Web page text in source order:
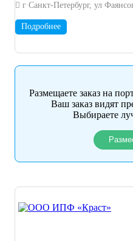
г Санкт-Петербург, ул
Подробнее
Размещаете заказ на
Ваш заказ видят
Выбираете